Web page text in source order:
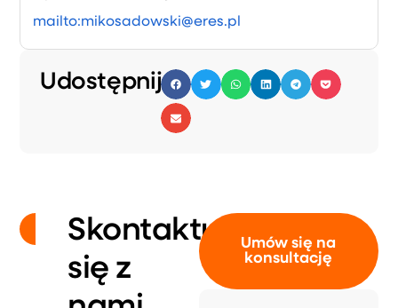
mailto:mikosadowski@eres.pl
Udostępnij:
Skontaktuj
się z
Umów się na
konsultację